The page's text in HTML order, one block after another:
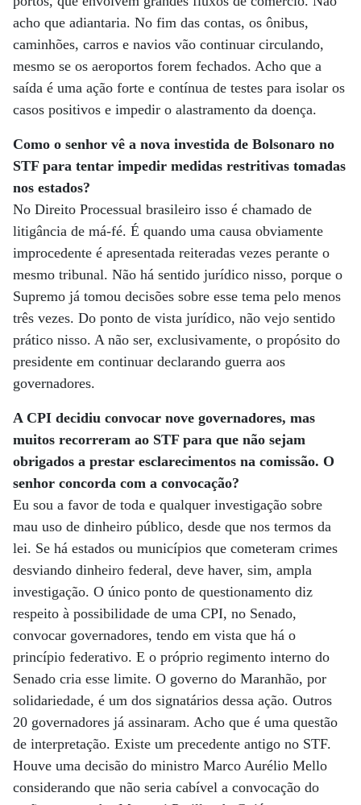
acho que adiantaria. No fim das contas, os ônibus,
caminhões, carros e navios vão continuar circulando,
mesmo se os aeroportos forem fechados. Acho que a
saída é uma ação forte e contínua de testes para isolar os
casos positivos e impedir o alastramento da doença.
Como o senhor vê a nova investida de Bolsonaro no
STF para tentar impedir medidas restritivas tomadas
nos estados?
No Direito Processual brasileiro isso é chamado de
litigância de má-fé. É quando uma causa obviamente
improcedente é apresentada reiteradas vezes perante o
mesmo tribunal. Não há sentido jurídico nisso, porque o
Supremo já tomou decisões sobre esse tema pelo menos
três vezes. Do ponto de vista jurídico, não vejo sentido
prático nisso. A não ser, exclusivamente, o propósito do
presidente em continuar declarando guerra aos
governadores.
A CPI decidiu convocar nove governadores, mas
muitos recorreram ao STF para que não sejam
obrigados a prestar esclarecimentos na comissão. O
senhor concorda com a convocação?
Eu sou a favor de toda e qualquer investigação sobre
mau uso de dinheiro público, desde que nos termos da
lei. Se há estados ou municípios que cometeram crimes
desviando dinheiro federal, deve haver, sim, ampla
investigação. O único ponto de questionamento diz
respeito à possibilidade de uma CPI, no Senado,
convocar governadores, tendo em vista que há o
princípio federativo. E o próprio regimento interno do
Senado cria esse limite. O governo do Maranhão, por
solidariedade, é um dos signatários dessa ação. Outros
20 governadores já assinaram. Acho que é uma questão
de interpretação. Existe um precedente antigo no STF.
Houve uma decisão do ministro Marco Aurélio Mello
considerando que não seria cabível a convocação do